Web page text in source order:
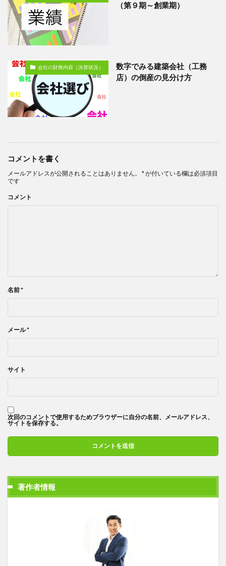
（第９期～創業期）
会社の財務内容（決算状況）
数字でみる建築会社（工務
店）の倒産の見分け方
コメントを書く
メールアドレスが公開されることはありません。 *が付いている欄は必須項目
です
コメント
名前*
メール*
サイト
次回のコメントで使用するためブラウザーに自分の名前、メールアドレス、
サイトを保存する。
著作者情報